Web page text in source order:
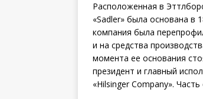
Расположенная в
«Sadler» была основана в
компания была
и на средства
момента ее основания
президент и главный
«Hilsinger Company».